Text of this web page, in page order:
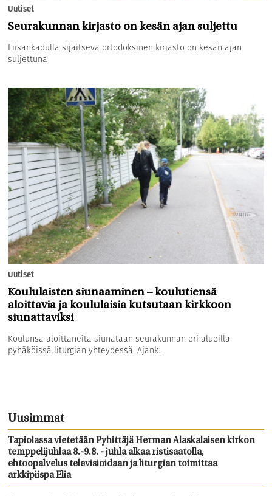
Uutiset
Seurakunnan kirjasto on kesän ajan suljettu
Liisankadulla sijaitseva ortodoksinen kirjasto on kesän ajan
suljettuna
Uutiset
Koululaisten siunaaminen – koulutiensä
aloittavia ja koululaisia kutsutaan kirkkoon
siunattaviksi
Koulunsa aloittaneita siunataan seurakunnan eri alueilla
pyhäköissä liturgian yhteydessä. Ajank...
Uusimmat
Tapiolassa vietetään Pyhittäjä Herman Alaskalaisen kirkon
temppelijuhlaa 8.-9.8. - juhla alkaa ristisaatolla,
ehtoopalvelus televisioidaan ja liturgian toimittaa
arkkipiispa Elia